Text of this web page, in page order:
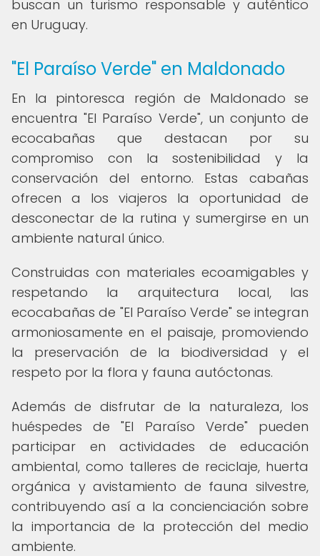
buscan un turismo responsable y auténtico
en Uruguay.
"El Paraíso Verde" en Maldonado
En la pintoresca región de Maldonado se
encuentra "El Paraíso Verde", un conjunto de
ecocabañas que destacan por su
compromiso con la sostenibilidad y la
conservación del entorno. Estas cabañas
ofrecen a los viajeros la oportunidad de
desconectar de la rutina y sumergirse en un
ambiente natural único.
Construidas con materiales ecoamigables y
respetando la arquitectura local, las
ecocabañas de "El Paraíso Verde" se integran
armoniosamente en el paisaje, promoviendo
la preservación de la biodiversidad y el
respeto por la flora y fauna autóctonas.
Además de disfrutar de la naturaleza, los
huéspedes de "El Paraíso Verde" pueden
participar en actividades de educación
ambiental, como talleres de reciclaje, huerta
orgánica y avistamiento de fauna silvestre,
contribuyendo así a la concienciación sobre
la importancia de la protección del medio
ambiente.